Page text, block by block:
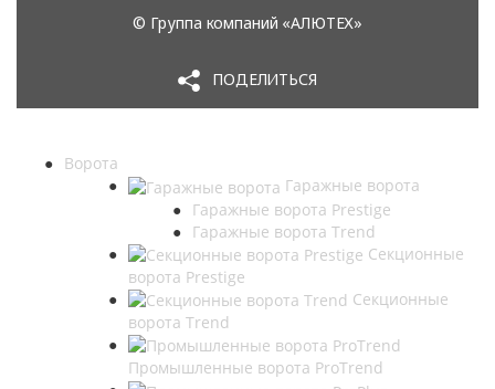
Ворота
Гаражные ворота
Гаражные ворота Prestige
Гаражные ворота Trend
Секционные
ворота Prestige
Секционные
ворота Trend
Промышленные ворота ProTrend